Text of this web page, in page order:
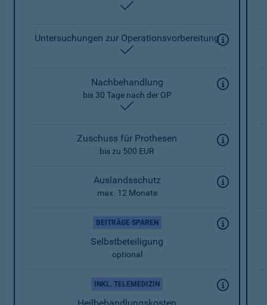
Untersuchungen zur Operationsvorbereitung
Nachbehandlung
bis 30 Tage nach der OP
Zuschuss für Prothesen
bis zu 500 EUR
Auslandsschutz
max. 12 Monate
BEITRÄGE SPAREN
Selbstbeteiligung
optional
INKL. TELEMEDIZIN
Heilbehandlungskosten